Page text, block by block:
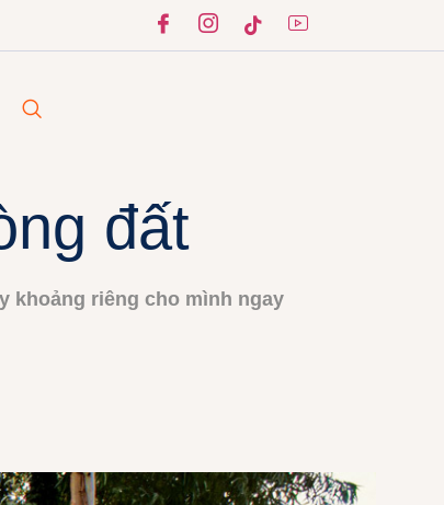
đất
khoảng riêng cho mình ngay